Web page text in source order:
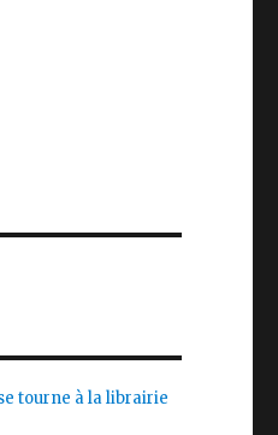
tourne à la librairie